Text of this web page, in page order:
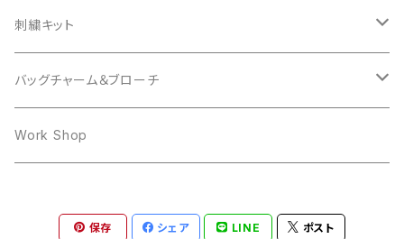
Cat
Bird
Insect
Butterfly
Other
mocomoco
mocomoco
butterfly
ring
刺繍キット
Cat
Rabbit
バッグチャーム＆ブローチ
Bear
Work Shop
保存 シェア LINE ポスト